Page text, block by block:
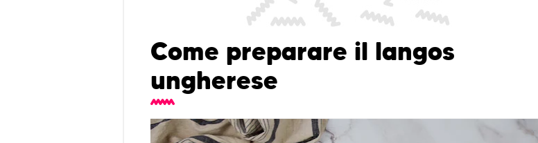
Come preparare il langos
ungherese